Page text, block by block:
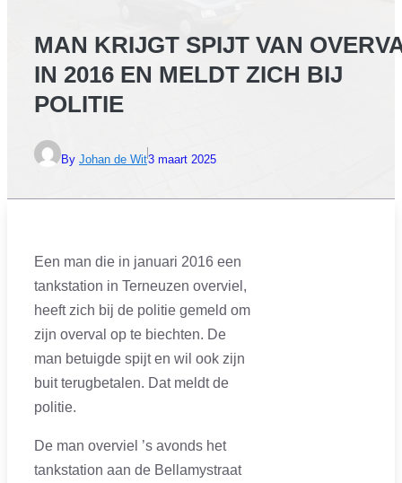
MAN KRIJGT SPIJT VAN
IN 2016 EN MELDT ZICH BIJ
POLITIE
By Johan de Wit3 maart 2025
Een man die in januari 2016 een
tankstation in Terneuzen overviel,
heeft zich bij de politie gemeld om
zijn overval op te biechten. De
man betuigde spijt en wil ook zijn
buit terugbetalen. Dat meldt de
politie.
De man overviel ’s avonds het
tankstation aan de Bellamystraat